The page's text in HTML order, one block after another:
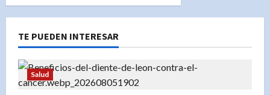
TE PUEDEN INTERESAR
Salud